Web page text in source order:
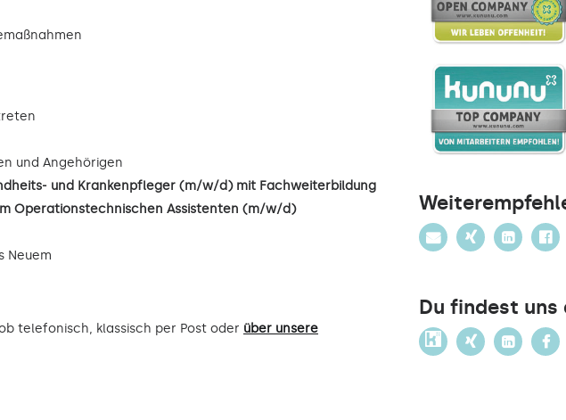
und Angehörigen
und Krankenpfleger (m/w/d) mit Fachweiterbildung
Operationstechnischen Assistenten (m/w/d)
Neuem
telefonisch, klassisch per Post oder über unsere
Du findest uns